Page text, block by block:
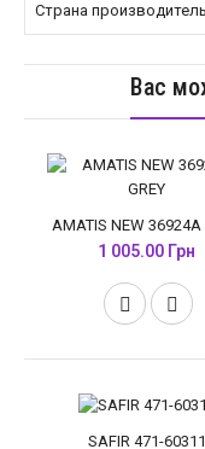
Страна производитель
Вас
AMATIS NEW 36924A
1 005.00 Грн
SAFIR 471-60311